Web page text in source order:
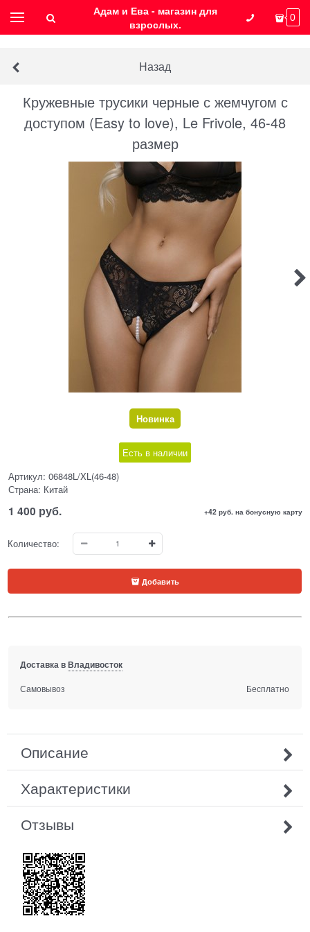
Адам и Ева - магазин для
взрослых.
0
Назад
Кружевные трусики черные с жемчугом с
доступом (Easy to love), Le Frivole, 46-48
размер
Новинка
Есть в наличии
Артикул: 06848L/XL(46-48)
Страна: Китай
1 400 руб. +42 руб. на бонусную карту
Количество:
Добавить
Доставка вВладивосток
Самовывоз Бесплатно
Описание
Характеристики
Отзывы